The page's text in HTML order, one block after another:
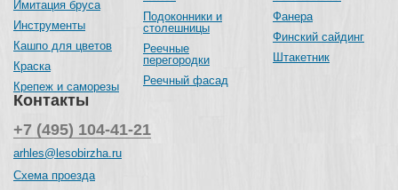
Имитация бруса
Инструменты
Кашпо для цветов
Краска
Крепеж и саморезы
Подоконники и
столешницы
Реечные
перегородки
Реечный фасад
Фанера
Финский сайдинг
Штакетник
Контакты
+7 (495) 104-41-21
arhles@lesobirzha.ru
Схема проезда